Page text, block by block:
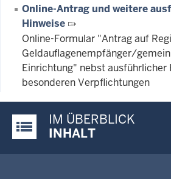
Online-Antrag und weitere
Hinweise
Online-Formular "Antrag auf
Geldauflagenempfänger/
Einrichtung" nebst ausführlicher
besonderen Verpflichtungen
Justiz-Portal im Überblick:
IM ÜBERBLICK
INHALT